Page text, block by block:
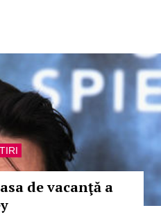
de vacanţă a